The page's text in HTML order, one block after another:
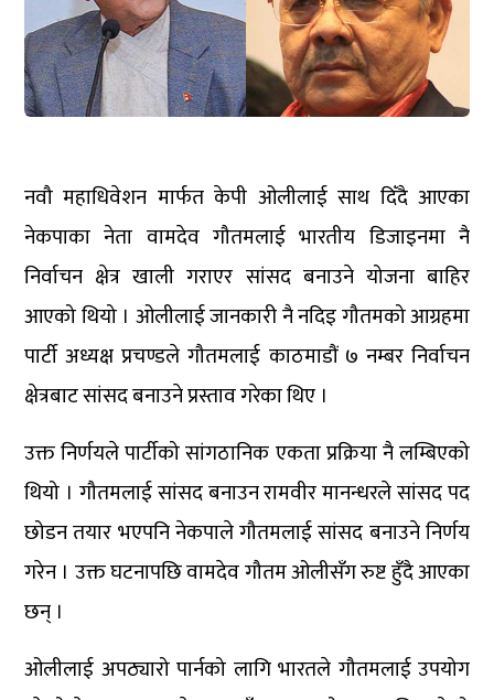
नवौ महाधिवेशन मार्फत केपी ओलीलाई साथ दिँदै आएका
नेकपाका नेता वामदेव गौतमलाई भारतीय डिजाइनमा नै
निर्वाचन क्षेत्र खाली गराएर सांसद बनाउने योजना बाहिर
आएको थियो । ओलीलाई जानकारी नै नदिइ गौतमको आग्रहमा
पार्टी अध्यक्ष प्रचण्डले गौतमलाई काठमाडौं ७ नम्बर निर्वाचन
क्षेत्रबाट सांसद बनाउने प्रस्ताव गरेका थिए ।
उक्त निर्णयले पार्टीको सांगठानिक एकता प्रक्रिया नै लम्बिएको
थियो । गौतमलाई सांसद बनाउन रामवीर मानन्धरले सांसद पद
छोडन तयार भएपनि नेकपाले गौतमलाई सांसद बनाउने निर्णय
गरेन । उक्त घटनापछि वामदेव गौतम ओलीसँग रुष्ट हुँदै आएका
छन् ।
ओलीलाई अपठ्यारो पार्नको लागि भारतले गौतमलाई उपयोग